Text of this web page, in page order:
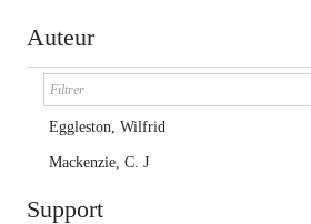
Auteur
Eggleston, Wilfrid
Mackenzie, C. J
Support